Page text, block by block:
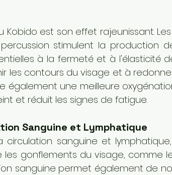
Kobido est son effet rajeunissant.
stimulent la production
à la fermeté et à l'élasticité
les contours du visage et à
également une meilleure
et réduit les signes de fatigue.
Sanguine et Lymphatique
circulation sanguine et
les gonflements du visage, comme
sanguine permet également de